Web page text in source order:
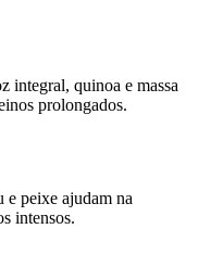
integral, quinoa e massa
prolongados.
e peixe ajudam na
intensos.